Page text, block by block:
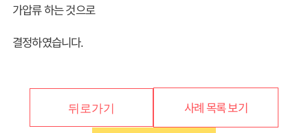
가압류 하는 것으로
결정하였습니다.
뒤로가기 사례 목록 보기